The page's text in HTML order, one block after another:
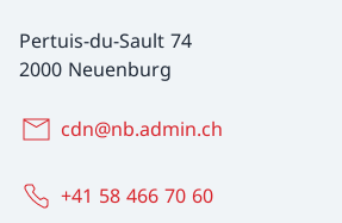
Pertuis-du-Sault 74
2000 Neuenburg
cdn@nb.admin.ch
+41 58 466 70 60